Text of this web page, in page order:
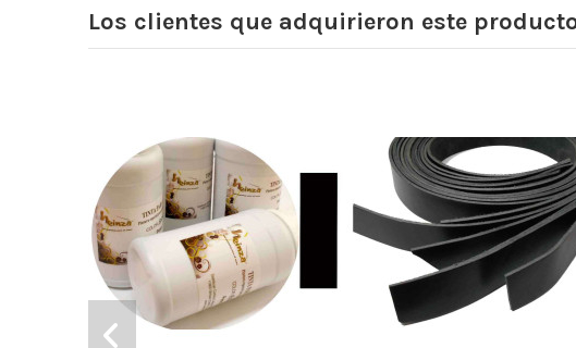
Los clientes que adquirieron este